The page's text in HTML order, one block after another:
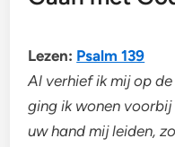
Lezen: Psalm 139
Al verhief ik mij op
ging ik wonen
uw hand mij leiden,